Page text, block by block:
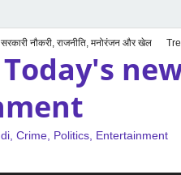
नौकरी, राजनीति, मनोरंजन और खेल
Crime, Politics, Entertainment